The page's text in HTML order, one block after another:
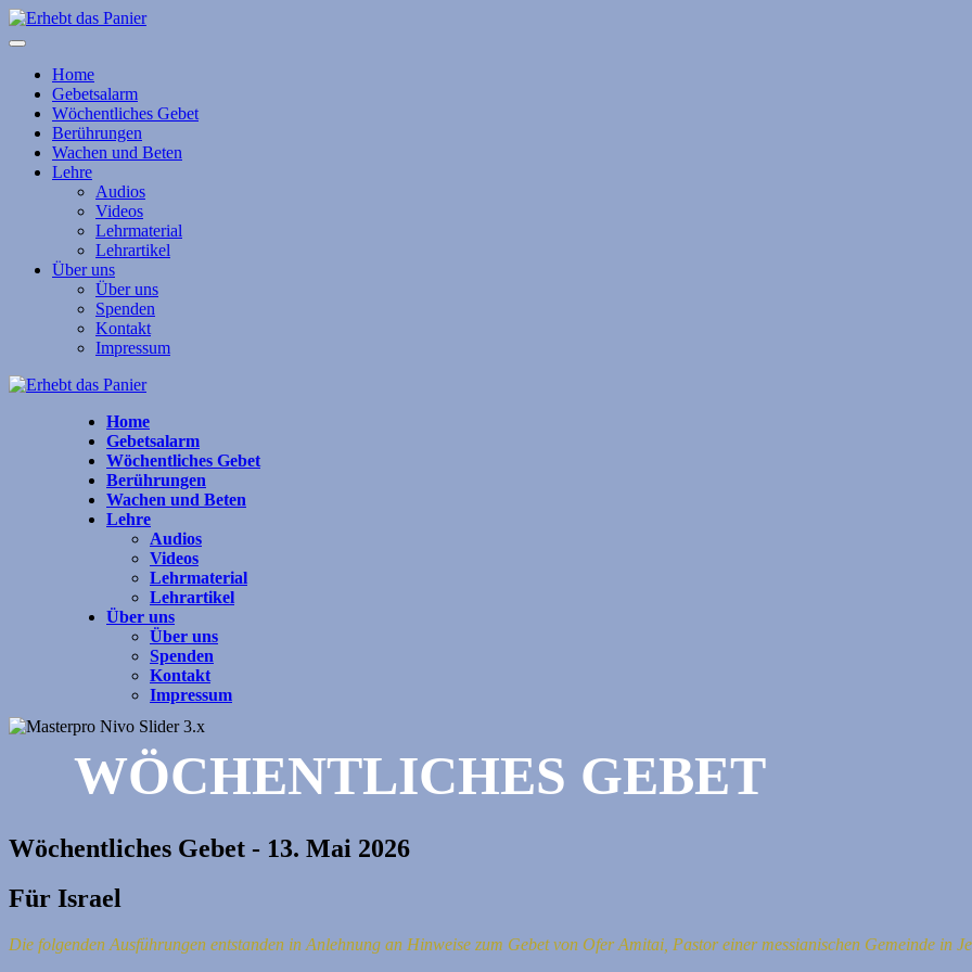
Home
Gebetsalarm
Wöchentliches Gebet
Berührungen
Wachen und Beten
Lehre
Audios
Videos
Lehrmaterial
Lehrartikel
Über uns
Über uns
Spenden
Kontakt
Impressum
Home
Gebetsalarm
Wöchentliches Gebet
Berührungen
Wachen und Beten
Lehre
Audios
Videos
Lehrmaterial
Lehrartikel
Über uns
Über uns
Spenden
Kontakt
Impressum
WÖCHENTLICHES GEBET
Wöchentliches Gebet - 13. Mai 2026
Für Israel
Die folgenden Ausführungen entstanden in Anlehnung an Hinweise zum Gebet von Ofer Amitai, Pastor einer messianischen Gemeinde in